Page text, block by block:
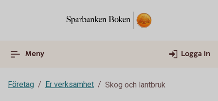
Meny Logga in
Företag Er verksamhet Skog och lantbruk